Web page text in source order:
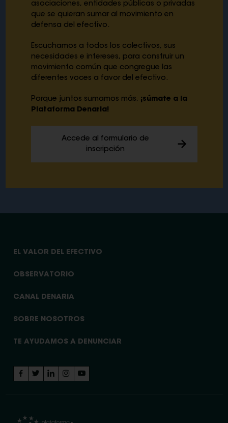
asociaciones, entidades públicas o privadas
que se quieran sumar al movimiento en
defensa del efectivo.
Escuchamos a todos los colectivos, sus
necesidades e intereses, para construir un
movimiento común que congregue las
diferentes voces a favor del efectivo.
Porque juntos sumamos más, ¡súmate a la
Plataforma Denaria!
Accede al formulario de
inscripción
EL VALOR DEL EFECTIVO
OBSERVATORIO
CANAL DENARIA
SOBRE NOSOTROS
TE AYUDAMOS A DENUNCIAR